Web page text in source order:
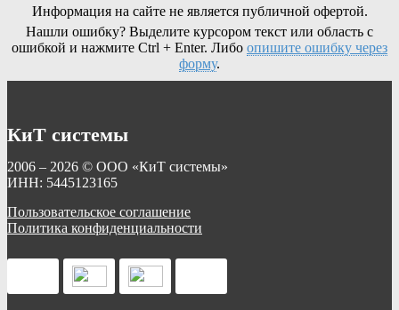
Информация на сайте не является публичной офертой.
Нашли ошибку? Выделите курсором текст или область с
ошибкой и нажмите Ctrl + Enter. Либо опишите ошибку через
форму.
КиТ системы
2006 – 2026 © ООО «КиТ системы»
ИНН: 5445123165
Пользовательское соглашение
Политика конфиденциальности